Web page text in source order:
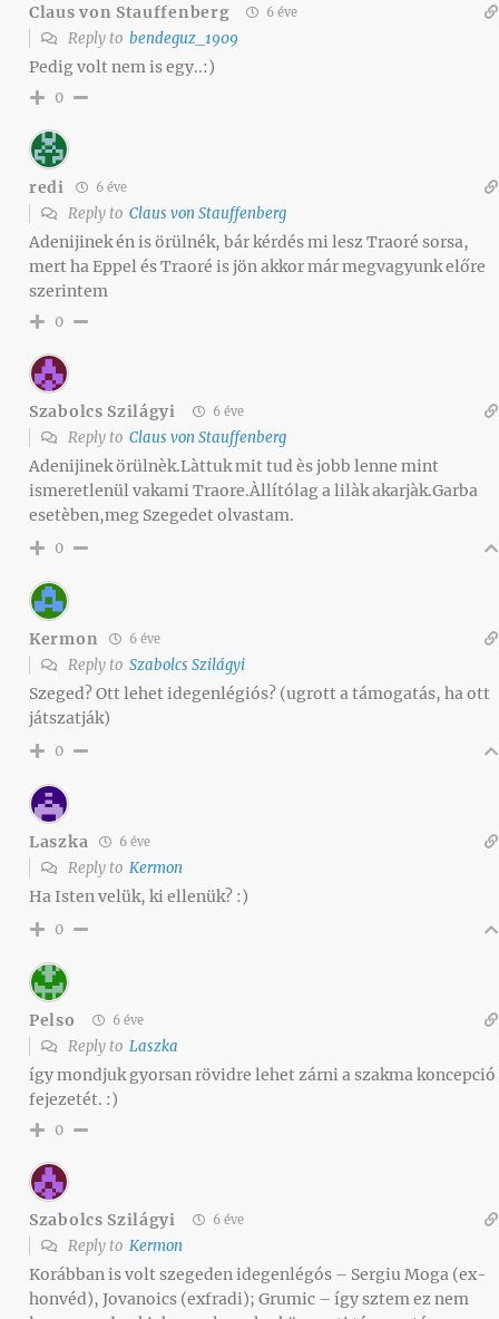
Claus von Stauffenberg 6 éve
Reply to bendeguz_1909
Pedig volt nem is egy..:)
0
redi 6 éve
Reply to Claus von Stauffenberg
Adenijinek én is örülnék, bár kérdés mi lesz Traoré sorsa,
mert ha Eppel és Traoré is jön akkor már megvagyunk előre
szerintem
0
Szabolcs Szilágyi 6 éve
Reply to Claus von Stauffenberg
Adenijinek örülnèk.Làttuk mit tud ès jobb lenne mint
ismeretlenül vakami Traore.Àllítólag a lilàk akarjàk.Garba
esetèben,meg Szegedet olvastam.
0
Kermon 6 éve
Reply to Szabolcs Szilágyi
Szeged? Ott lehet idegenlégiós? (ugrott a támogatás, ha ott
játszatják)
0
Laszka 6 éve
Reply to Kermon
Ha Isten velük, ki ellenük? :)
0
Pelso 6 éve
Reply to Laszka
így mondjuk gyorsan rövidre lehet zárni a szakma koncepció
fejezetét. :)
0
Szabolcs Szilágyi 6 éve
Reply to Kermon
Korábban is volt szegeden idegenlégós – Sergiu Moga (ex-
honvéd), Jovanoics (exfradi); Grumic – így sztem ez nem